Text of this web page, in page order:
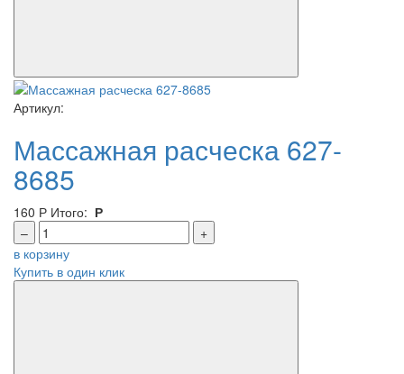
Артикул:
Массажная расческа 627-
8685
160 Р Итого: Р
–
+
в корзину
Купить в один клик